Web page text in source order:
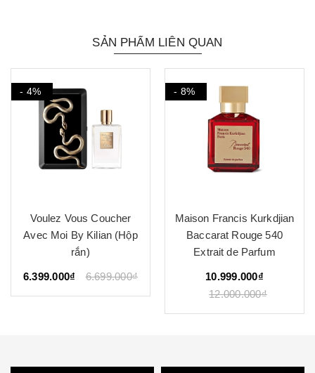
SẢN PHẨM LIÊN QUAN
- 4%
Voulez Vous Coucher
Avec Moi By Kilian (Hộp
rắn)
6.399.000₫ 6.699.000₫
- 8%
Maison Francis Kurkdjian
Baccarat Rouge 540
Extrait de Parfum
10.999.000₫
12.000.000₫